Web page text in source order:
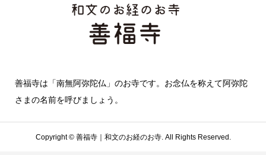
善福寺は「南無阿弥陀仏」のお寺です。お念仏を称えて阿弥陀
さまの名前を呼びましょう。
Copyright ©善福寺｜和文のお経のお寺. All Rights Reserved.